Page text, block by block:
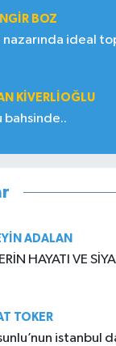
BOZ
nazarında ideal
KIVERLIOĞLU
bahsinde..
ADALAN
HAYATI VE
TOKER
istanbul